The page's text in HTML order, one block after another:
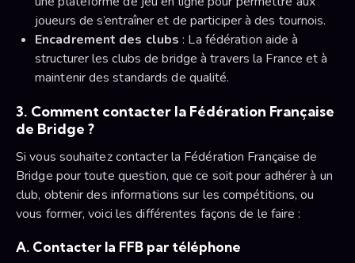
joueurs de s’entraîner et de participer à des tournois.
Encadrement des clubs : La fédération aide à
structurer les clubs de bridge à travers la France et à
maintenir des standards de qualité.
3. Comment contacter la Fédération Française
de Bridge ?
Si vous souhaitez contacter la Fédération Française de
Bridge pour toute question, que ce soit pour adhérer à un
club, obtenir des informations sur les compétitions, ou
vous former, voici les différentes façons de le faire :
A. Contacter la FFB par téléphone